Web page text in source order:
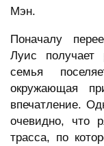
Мэн.
Поначалу
Луис получает
семья
окружающая
впечатление.
очевидно, что
трасса, по